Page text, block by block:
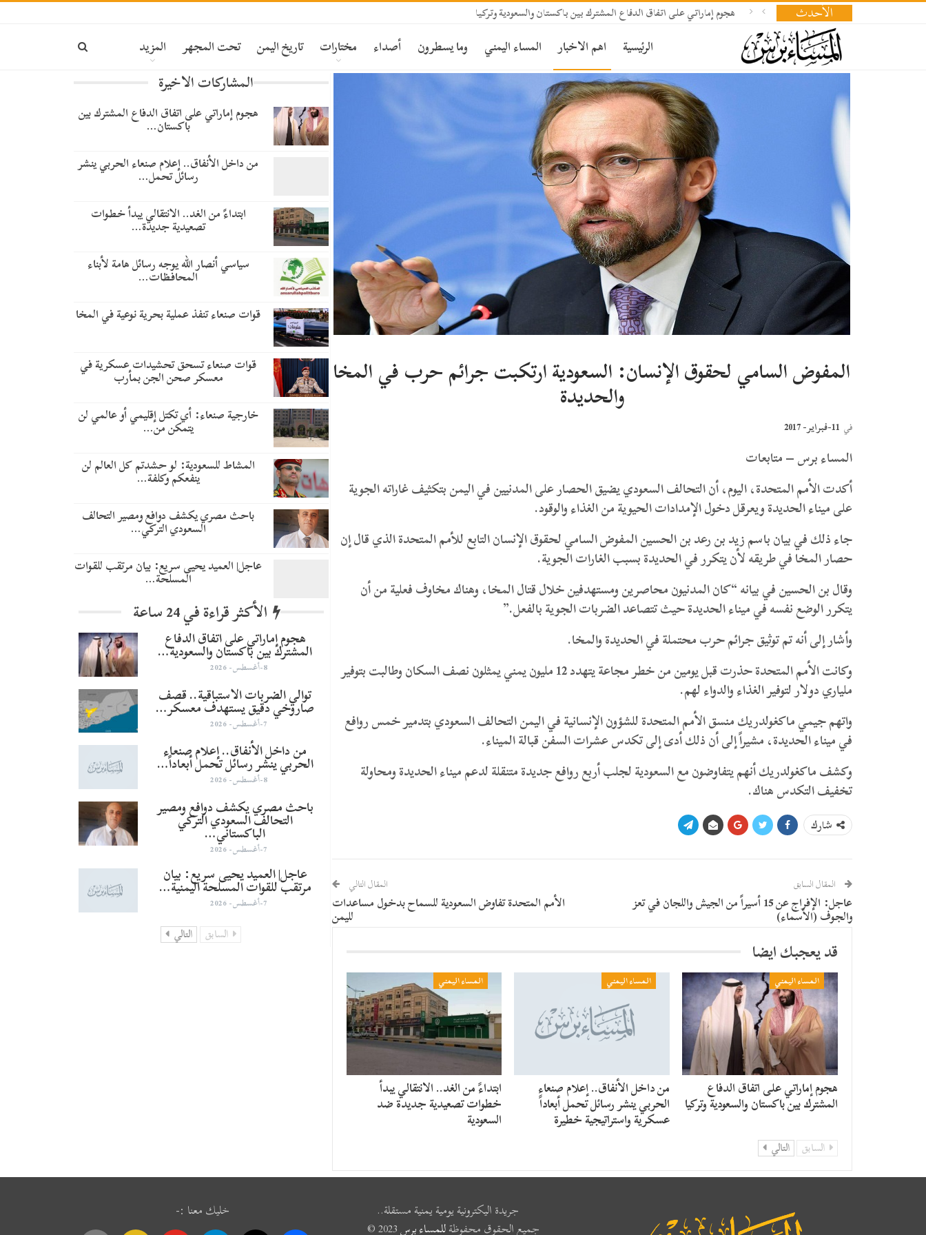
الأحدث هجوم إماراتي على اتفاق الدفاع المشترك بين باكستان والسعودية وتركيا
الرئيسية اهم الاخبار المساء اليمني وما يسطرون أصداء مختارات تاريخ اليمن تحت المجهر المزيد
المفوض السامي لحقوق الإنسان: السعودية ارتكبت جرائم حرب في المخا
والحديدة
في 11-فبراير- 2017
المساء برس – متابعات
أكدت الأمم المتحدة، اليوم، أن التحالف السعودي يضيق الحصار على المدنيين في اليمن بتكثيف غاراته الجوية
على ميناء الحديدة ويعرقل دخول الإمدادات الحيوية من الغذاء والوقود.
جاء ذلك في بيان باسم زيد بن رعد بن الحسين المفوض السامي لحقوق الإنسان التابع للأمم المتحدة الذي قال إن
حصار المخا في طريقه لأن يتكرر في الحديدة بسبب الغارات الجوية.
وقال بن الحسين في بيانه “كان المدنيون محاصرين ومستهدفين خلال قتال المخا، وهناك مخاوف فعلية من أن
يتكرر الوضع نفسه في ميناء الحديدة حيث تتصاعد الضربات الجوية بالفعل.”
وأشار إلى أنه تم توثيق جرائم حرب محتملة في الحديدة والمخا.
وكانت الأمم المتحدة حذرت قبل يومين من خطر مجاعة يتهدد 12 مليون يمني يمثلون نصف السكان وطالبت بتوفير
ملياري دولار لتوفير الغذاء والدواء لهم.
واتهم جيمي ماكغولدريك منسق الأمم المتحدة للشؤون الإنسانية في اليمن التحالف السعودي بتدمير خمس روافع
في ميناء الحديدة، مشيراً إلى أن ذلك أدى إلى تكدس عشرات السفن قبالة الميناء.
وكشف ماكغولدريك أنهم يتفاوضون مع السعودية لجلب أربع روافع جديدة متنقلة لدعم ميناء الحديدة ومحاولة
تخفيف التكدس هناك.
شارك
المقال السابق
عاجل: الإفراج عن 15 أسيراً من الجيش واللجان في تعز
والجوف (الأسماء)
المقال التالي
الأمم المتحدة تفاوض السعودية للسماح بدخول مساعدات
لليمن
قد يعجبك ايضا
المساء اليمني
هجوم إماراتي على اتفاق الدفاع
المشترك بين باكستان والسعودية وتركيا
المساء اليمني
من داخل الأنفاق.. إعلام صنعاء
الحربي ينشر رسائل تحمل أبعاداً
عسكرية واستراتيجية خطيرة
المساء اليمني
​ابتداءً من الغد.. الانتقالي يبدأ
خطوات تصعيدية جديدة ضد
السعودية
السابق التالي
المشاركات الاخيرة
هجوم إماراتي على اتفاق الدفاع المشترك بين
باكستان…
من داخل الأنفاق.. إعلام صنعاء الحربي ينشر
رسائل تحمل…
​ابتداءً من الغد.. الانتقالي يبدأ خطوات
تصعيدية جديدة…
سياسي أنصار الله يوجه رسائل هامة لأبناء
المحافظات…
قوات صنعاء تنفذ عملية بحرية نوعية في المخا
قوات صنعاء تسحق تحشيدات عسكرية في
معسكر صحن الجن بمأرب
خارجية صنعاء: أي تكتل إقليمي أو عالمي لن
يتمكن من…
المشاط للسعودية: لو حشدتم كل العالم لن
ينفعكم وكلفة…
باحث مصري يكشف دوافع ومصير التحالف
السعودي التركي…
عاجل| العميد يحيى سريع: بيان مرتقب للقوات
المسلحة…
الأكثر قراءة في 24 ساعة
هجوم إماراتي على اتفاق الدفاع
المشترك بين باكستان والسعودية…
8-أغسطس- 2026
توالي الضربات الاستباقية.. قصف
صاروخي دقيق يستهدف معسكر…
7-أغسطس- 2026
من داخل الأنفاق.. إعلام صنعاء
الحربي ينشر رسائل تحمل أبعاداً…
8-أغسطس- 2026
باحث مصري يكشف دوافع ومصير
التحالف السعودي التركي
الباكستاني…
7-أغسطس- 2026
عاجل| العميد يحيى سريع: بيان
مرتقب للقوات المسلحة اليمنية…
7-أغسطس- 2026
السابق التالي
جريدة اليكترونية يومية يمنية مستقلة..
جميع الحقوق محفوظةللمساء برس
خليك معنا :-